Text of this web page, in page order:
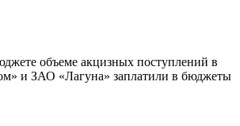
объеме акцизных поступлений в
и ЗАО «Лагуна» заплатили в бюджеты